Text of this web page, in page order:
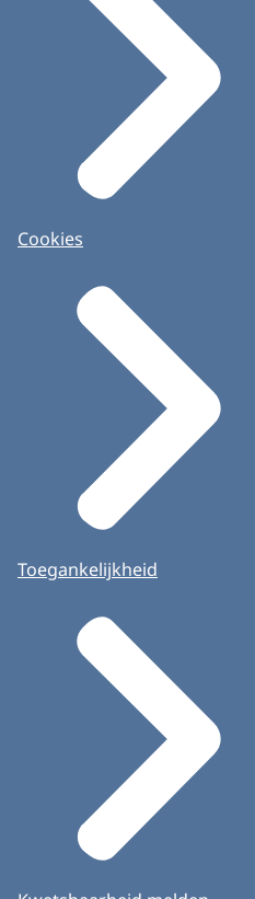
Cookies
Toegankelijkheid